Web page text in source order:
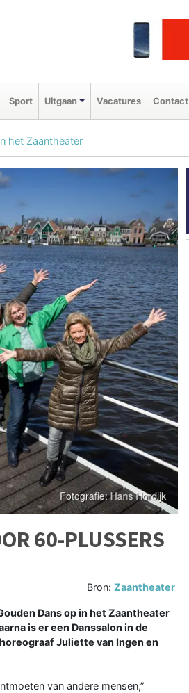
Sport Uitgaan Vacatures Contact
het Zaantheater
60-PLUSSERS
Bron:Zaantheater
Dans op in het Zaantheater
is er een Danssalon in de
Juliette van Ingen en
van andere mensen,”